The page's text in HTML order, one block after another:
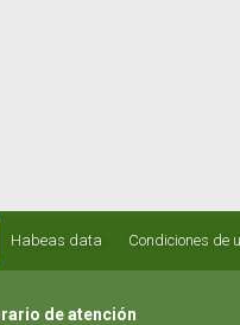
Habeas data Condiciones de
de atención